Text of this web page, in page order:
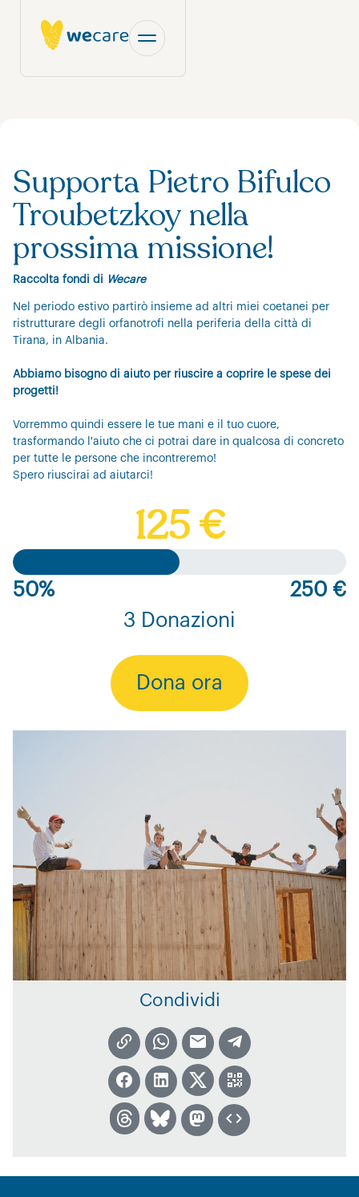
Supporta Pietro Bifulco
Troubetzkoy nella
prossima missione!
Raccolta fondi di Wecare
Nel periodo estivo partirò insieme ad altri miei coetanei per
ristrutturare degli orfanotrofi nella periferia della città di
Tirana, in Albania.
Abbiamo bisogno di aiuto per riuscire a coprire le spese dei
progetti!
Vorremmo quindi essere le tue mani e il tuo cuore,
trasformando l'aiuto che ci potrai dare in qualcosa di concreto
per tutte le persone che incontreremo!
Spero riuscirai ad aiutarci!
125 €
50%
250 €
3 Donazioni
Dona ora
Condividi